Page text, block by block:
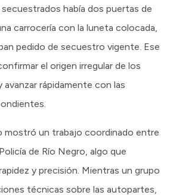
había dos puertas de
carrocería con la luneta colocada,
pedido de secuestro vigente. Ese
el origen irregular de los
rápidamente con las
mostró un trabajo coordinado entre
de Río Negro, algo que
y precisión. Mientras un grupo
técnicas sobre las autopartes,